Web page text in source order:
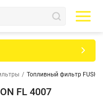
/ Топливный фильтр
FL 4007